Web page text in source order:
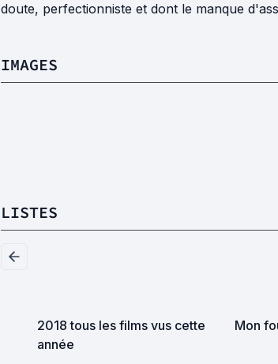
doute, perfectionniste et dont le manque
IMAGES
LISTES
2018 tous les films vus cette
année
Mon